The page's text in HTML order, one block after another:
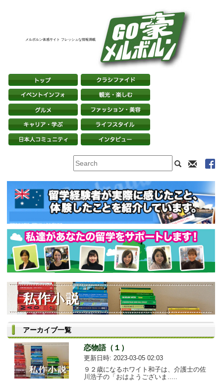
メルボルン体感サイト フレッシュな情報満載
アーカイブ一覧
恋物語（１）
更新日時: 2023-03-05 02:03
９２歳になるホワイト和子は、介護士の佐
川浩子の「おはようございま.....